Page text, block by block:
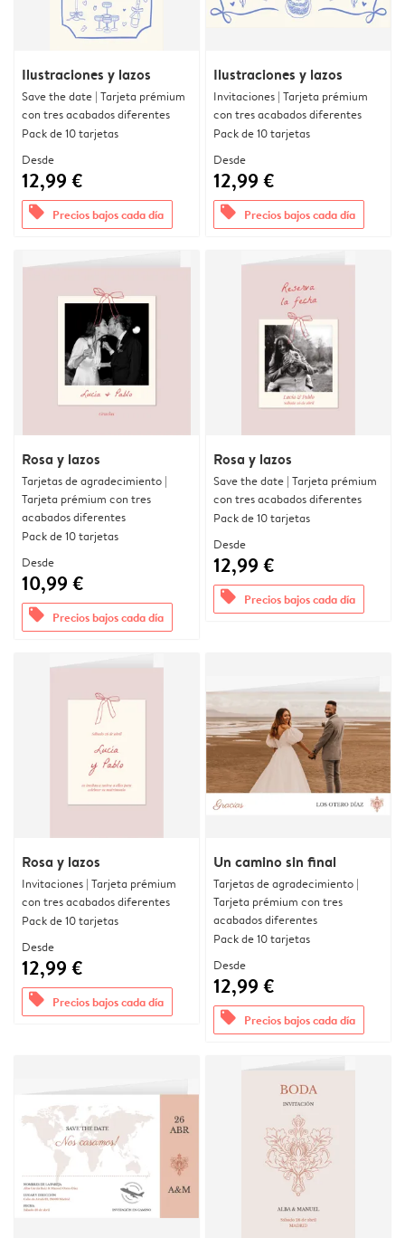
Ilustraciones y lazos
Save the date | Tarjeta prémium
con tres acabados diferentes
Pack de 10 tarjetas
Desde
12,99 €
offers Precios bajos cada día
Ilustraciones y lazos
Invitaciones | Tarjeta prémium
con tres acabados diferentes
Pack de 10 tarjetas
Desde
12,99 €
offers Precios bajos cada día
Rosa y lazos
Tarjetas de agradecimiento |
Tarjeta prémium con tres
acabados diferentes
Pack de 10 tarjetas
Desde
10,99 €
offers Precios bajos cada día
Rosa y lazos
Save the date | Tarjeta prémium
con tres acabados diferentes
Pack de 10 tarjetas
Desde
12,99 €
offers Precios bajos cada día
Rosa y lazos
Invitaciones | Tarjeta prémium
con tres acabados diferentes
Pack de 10 tarjetas
Desde
12,99 €
offers Precios bajos cada día
Un camino sin final
Tarjetas de agradecimiento |
Tarjeta prémium con tres
acabados diferentes
Pack de 10 tarjetas
Desde
12,99 €
offers Precios bajos cada día